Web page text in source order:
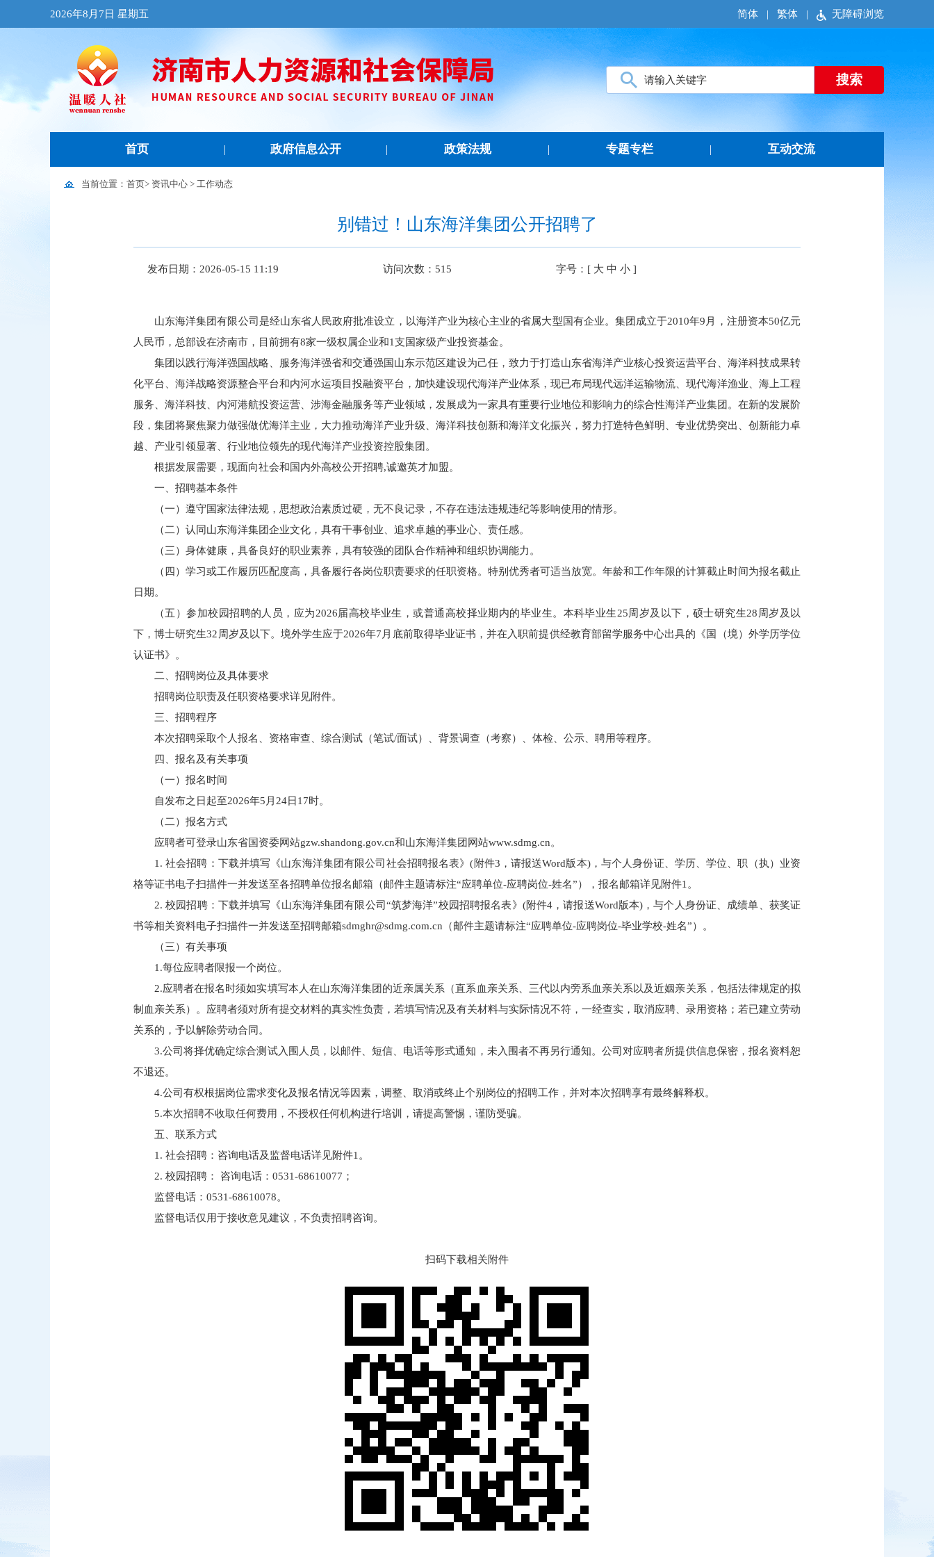
2026年8月7日 星期五 简体 | 繁体 | 无障碍浏览
首页 | 政府信息公开 | 政策法规 | 专题专栏 | 互动交流
当前位置： 首页> 资讯中心 > 工作动态
别错过！山东海洋集团公开招聘了
发布日期：2026-05-15 11:19 访问次数： 515 字号：[ 大 中 小 ]
山东海洋集团有限公司是经山东省人民政府批准设立，以海洋产业为核心主业的省属大型国有企业。集团成立于2010年9月，注册资本50亿元
人民币，总部设在济南市，目前拥有8家一级权属企业和1支国家级产业投资基金。
集团以践行海洋强国战略、服务海洋强省和交通强国山东示范区建设为己任，致力于打造山东省海洋产业核心投资运营平台、海洋科技成果转
化平台、海洋战略资源整合平台和内河水运项目投融资平台，加快建设现代海洋产业体系，现已布局现代远洋运输物流、现代海洋渔业、海上工程
服务、海洋科技、内河港航投资运营、涉海金融服务等产业领域，发展成为一家具有重要行业地位和影响力的综合性海洋产业集团。在新的发展阶
段，集团将聚焦聚力做强做优海洋主业，大力推动海洋产业升级、海洋科技创新和海洋文化振兴，努力打造特色鲜明、专业优势突出、创新能力卓
越、产业引领显著、行业地位领先的现代海洋产业投资控股集团。
根据发展需要，现面向社会和国内外高校公开招聘,诚邀英才加盟。
一、招聘基本条件
（一）遵守国家法律法规，思想政治素质过硬，无不良记录，不存在违法违规违纪等影响使用的情形。
（二）认同山东海洋集团企业文化，具有干事创业、追求卓越的事业心、责任感。
（三）身体健康，具备良好的职业素养，具有较强的团队合作精神和组织协调能力。
（四）学习或工作履历匹配度高，具备履行各岗位职责要求的任职资格。特别优秀者可适当放宽。年龄和工作年限的计算截止时间为报名截止
日期。
（五）参加校园招聘的人员，应为2026届高校毕业生，或普通高校择业期内的毕业生。本科毕业生25周岁及以下，硕士研究生28周岁及以
下，博士研究生32周岁及以下。境外学生应于2026年7月底前取得毕业证书，并在入职前提供经教育部留学服务中心出具的《国（境）外学历学位
认证书》。
二、招聘岗位及具体要求
招聘岗位职责及任职资格要求详见附件。
三、招聘程序
本次招聘采取个人报名、资格审查、综合测试（笔试/面试）、背景调查（考察）、体检、公示、聘用等程序。
四、报名及有关事项
（一）报名时间
自发布之日起至2026年5月24日17时。
（二）报名方式
应聘者可登录山东省国资委网站gzw.shandong.gov.cn和山东海洋集团网站www.sdmg.cn。
1. 社会招聘：下载并填写《山东海洋集团有限公司社会招聘报名表》(附件3，请报送Word版本)，与个人身份证、学历、学位、职（执）业资
格等证书电子扫描件一并发送至各招聘单位报名邮箱（邮件主题请标注“应聘单位-应聘岗位-姓名”），报名邮箱详见附件1。
2. 校园招聘：下载并填写《山东海洋集团有限公司“筑梦海洋”校园招聘报名表》(附件4，请报送Word版本)，与个人身份证、成绩单、获奖证
书等相关资料电子扫描件一并发送至招聘邮箱sdmghr@sdmg.com.cn（邮件主题请标注“应聘单位-应聘岗位-毕业学校-姓名”）。
（三）有关事项
1.每位应聘者限报一个岗位。
2.应聘者在报名时须如实填写本人在山东海洋集团的近亲属关系（直系血亲关系、三代以内旁系血亲关系以及近姻亲关系，包括法律规定的拟
制血亲关系）。应聘者须对所有提交材料的真实性负责，若填写情况及有关材料与实际情况不符，一经查实，取消应聘、录用资格；若已建立劳动
关系的，予以解除劳动合同。
3.公司将择优确定综合测试入围人员，以邮件、短信、电话等形式通知，未入围者不再另行通知。公司对应聘者所提供信息保密，报名资料恕
不退还。
4.公司有权根据岗位需求变化及报名情况等因素，调整、取消或终止个别岗位的招聘工作，并对本次招聘享有最终解释权。
5.本次招聘不收取任何费用，不授权任何机构进行培训，请提高警惕，谨防受骗。
五、联系方式
1. 社会招聘：咨询电话及监督电话详见附件1。
2. 校园招聘： 咨询电话：0531-68610077；
监督电话：0531-68610078。
监督电话仅用于接收意见建议，不负责招聘咨询。
扫码下载相关附件